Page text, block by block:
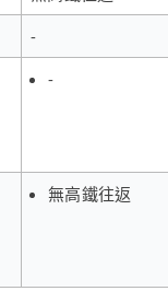
-
-
無高鐵往返